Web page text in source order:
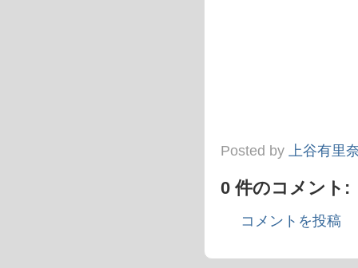
Posted by 上谷有里
0 件のコメント:
コメントを投稿